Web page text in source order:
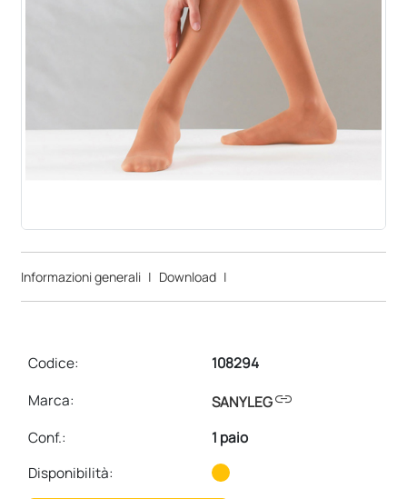
Informazioni generali | Download |
Codice:
108294
Marca:
SANYLEGlink
Conf.:
1 paio
Disponibilità: